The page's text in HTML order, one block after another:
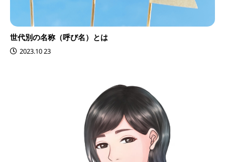
世代別の名称（呼び名）とは
2023.10 23